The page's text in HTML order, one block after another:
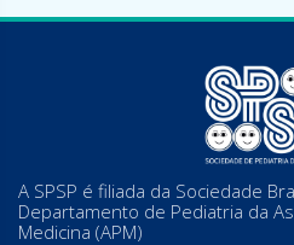
A SPSP é filiada da Sociedade
Departamento de Pediatria da
Medicina (APM)